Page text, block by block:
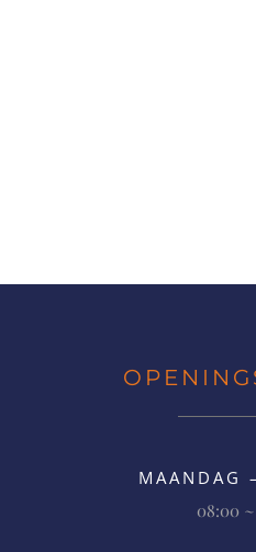
MAANDAG
08:00 ~